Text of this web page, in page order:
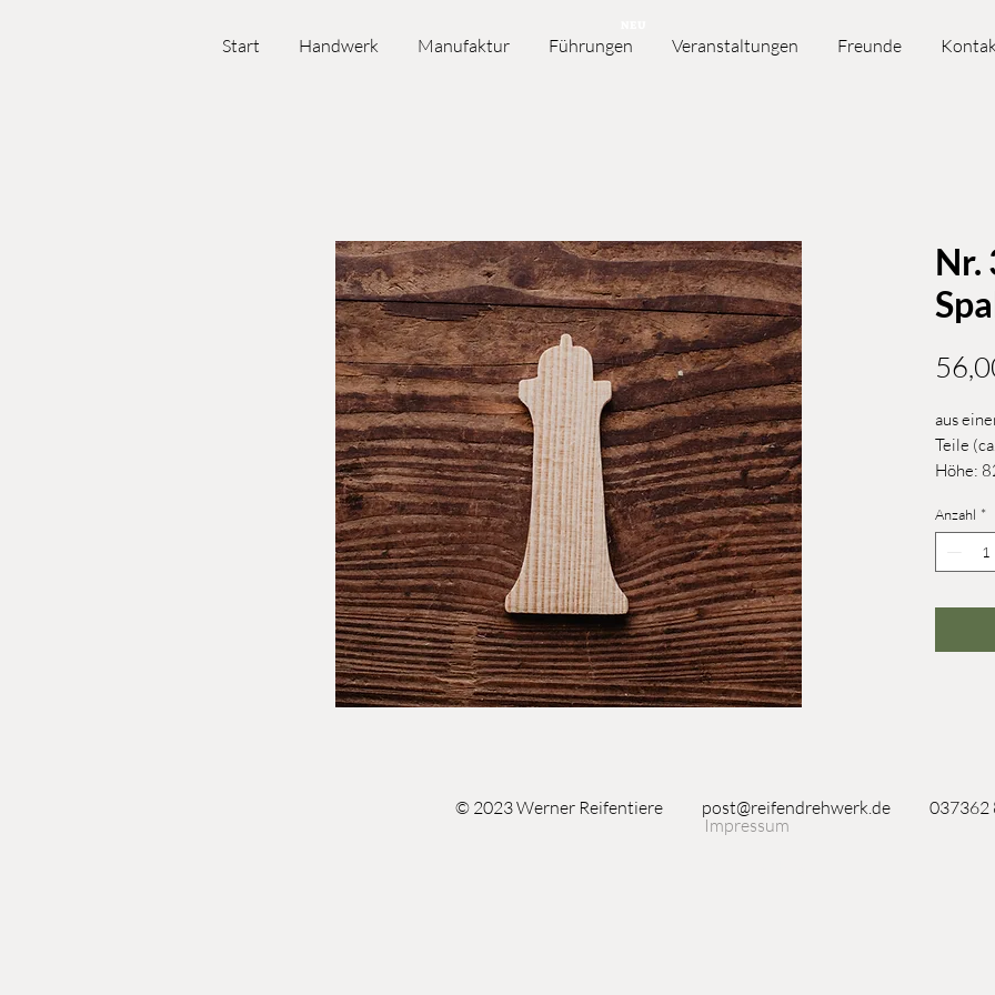
Start Handwerk Manufaktur Führungen Veranstaltungen Freunde
Nr.
aus
Teile
Höhe:
Anzahl *
© 2023 Werner Reifentiere
Impressum
post@reifendrehwerk.de 037362